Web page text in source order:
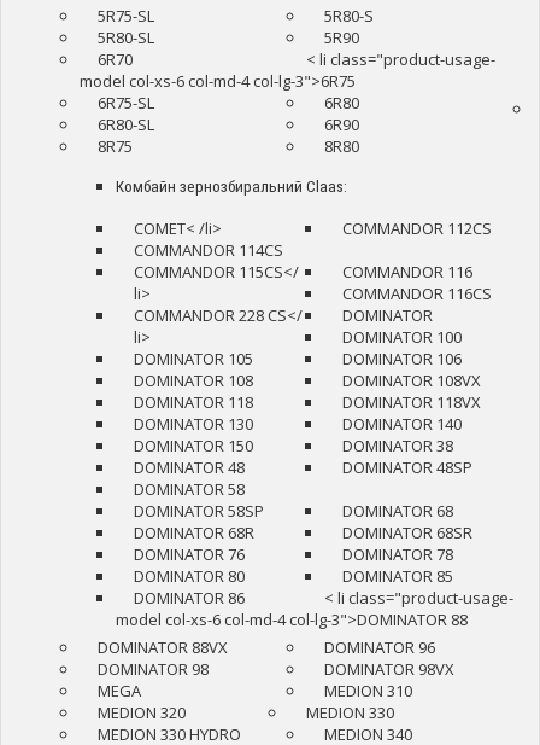
5R75-SL
5R80-S
5R80-SL
5R90
6R70
< li class="product-usage-
model col-xs-6 col-md-4 col-lg-3">6R75
6R75-SL
6R80
6R80-SL
6R90
8R75
8R80
Комбайн зернозбиральний Claas:
COMET< /li>
COMMANDOR 112CS
COMMANDOR 114CS
COMMANDOR 115CS</
li>
COMMANDOR 116
COMMANDOR 116CS
COMMANDOR 228 CS</
li>
DOMINATOR
DOMINATOR 100
DOMINATOR 105
DOMINATOR 106
DOMINATOR 108
DOMINATOR 108VX
DOMINATOR 118
DOMINATOR 118VX
DOMINATOR 130
DOMINATOR 140
DOMINATOR 150
DOMINATOR 38
DOMINATOR 48
DOMINATOR 48SP
DOMINATOR 58
DOMINATOR 58SP
DOMINATOR 68
DOMINATOR 68R
DOMINATOR 68SR
DOMINATOR 76
DOMINATOR 78
DOMINATOR 80
DOMINATOR 85
DOMINATOR 86
< li class="product-usage-
model col-xs-6 col-md-4 col-lg-3">DOMINATOR 88
DOMINATOR 88VX
DOMINATOR 96
DOMINATOR 98
DOMINATOR 98VX
MEGA
MEDION 310
MEDION 320
MEDION 330
MEDION 330 HYDRO
MEDION 340